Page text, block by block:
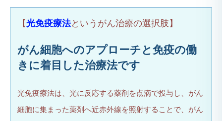
【光免疫療法というがん治療の選択肢】
がん細胞へのアプローチと免疫の働
きに着目した治療法です
光免疫療法は、光に反応する薬剤を点滴で投与し、がん
細胞に集まった薬剤へ近赤外線を照射することで、がん